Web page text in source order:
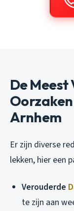
De
Arnhem
Er zijn diverse
lekken, hier een
Verouderde
te zijn aan